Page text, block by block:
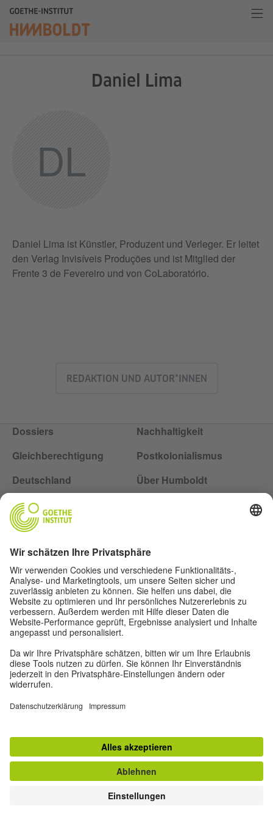
DL
Daniel Lima
Daniel Lima ist Künstler, Produzent und Verleger. Er leitet
den Verlag Invisíveis Produções und ist Mitglied der
Frente 3 de Fevereiro und von CoLaboratório.
REDAKTION UND AUTOR*INNEN
Dossiers
Nachhaltigkeit
Gleichberechtigung
Postkolonialismus
Deutschland
Über Humboldt
Impressum
Datenschutz
Nutzungsbedingungen
Privatsphäre-Einstellungen
Folge dem Magazin Humboldt auf Social Media
Andere Magazine des Goethe-Instituts
Gegenüber : Transatlantisches
Ruya